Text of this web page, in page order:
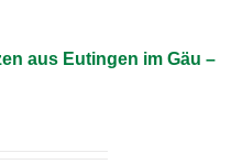
aus Eutingen im Gäu –